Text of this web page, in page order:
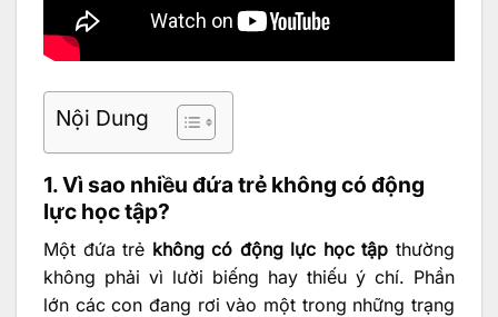
Nội Dung
1. Vì sao nhiều đứa trẻ không có động
lực học tập?
Một đứa trẻ không có động lực học tập thường
không phải vì lười biếng hay thiếu ý chí. Phần
lớn các con đang rơi vào một trong những trạng